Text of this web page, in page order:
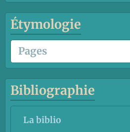
Étymologie
Bibliographie
La biblio